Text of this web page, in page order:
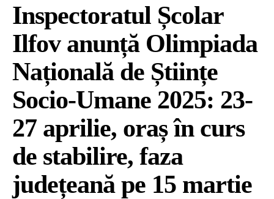
Inspectoratul Școlar
Ilfov anunță Olimpiada
Națională de Științe
Socio-Umane 2025: 23-
27 aprilie, oraș în curs
de stabilire, faza
județeană pe 15 martie